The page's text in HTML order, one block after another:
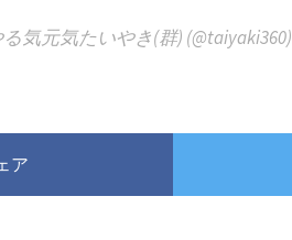
気元気たいやき(群) (@taiyaki360)
ア